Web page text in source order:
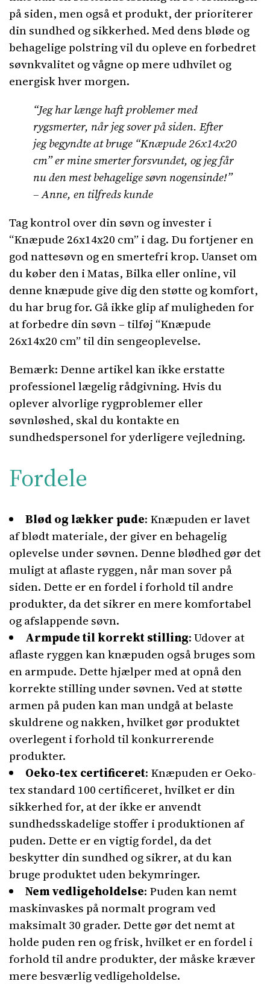
på siden, men også et produkt, der prioriterer
din sundhed og sikkerhed. Med dens bløde og
behagelige polstring vil du opleve en forbedret
søvnkvalitet og vågne op mere udhvilet og
energisk hver morgen.
“Jeg har længe haft problemer med
rygsmerter, når jeg sover på siden. Efter
jeg begyndte at bruge “Knæpude 26x14x20
cm” er mine smerter forsvundet, og jeg får
nu den mest behagelige søvn nogensinde!”
– Anne, en tilfreds kunde
Tag kontrol over din søvn og invester i
“Knæpude 26x14x20 cm” i dag. Du fortjener en
god nattesøvn og en smertefri krop. Uanset om
du køber den i Matas, Bilka eller online, vil
denne knæpude give dig den støtte og komfort,
du har brug for. Gå ikke glip af muligheden for
at forbedre din søvn – tilføj “Knæpude
26x14x20 cm” til din sengeoplevelse.
Bemærk: Denne artikel kan ikke erstatte
professionel lægelig rådgivning. Hvis du
oplever alvorlige rygproblemer eller
søvnløshed, skal du kontakte en
sundhedspersonel for yderligere vejledning.
Fordele
Blød og lækker pude: Knæpuden er lavet
af blødt materiale, der giver en behagelig
oplevelse under søvnen. Denne blødhed gør det
muligt at aflaste ryggen, når man sover på
siden. Dette er en fordel i forhold til andre
produkter, da det sikrer en mere komfortabel
og afslappende søvn.
Armpude til korrekt stilling: Udover at
aflaste ryggen kan knæpuden også bruges som
en armpude. Dette hjælper med at opnå den
korrekte stilling under søvnen. Ved at støtte
armen på puden kan man undgå at belaste
skuldrene og nakken, hvilket gør produktet
overlegent i forhold til konkurrerende
produkter.
Oeko-tex certificeret: Knæpuden er Oeko-
tex standard 100 certificeret, hvilket er din
sikkerhed for, at der ikke er anvendt
sundhedsskadelige stoffer i produktionen af
puden. Dette er en vigtig fordel, da det
beskytter din sundhed og sikrer, at du kan
bruge produktet uden bekymringer.
Nem vedligeholdelse: Puden kan nemt
maskinvaskes på normalt program ved
maksimalt 30 grader. Dette gør det nemt at
holde puden ren og frisk, hvilket er en fordel i
forhold til andre produkter, der måske kræver
mere besværlig vedligeholdelse.